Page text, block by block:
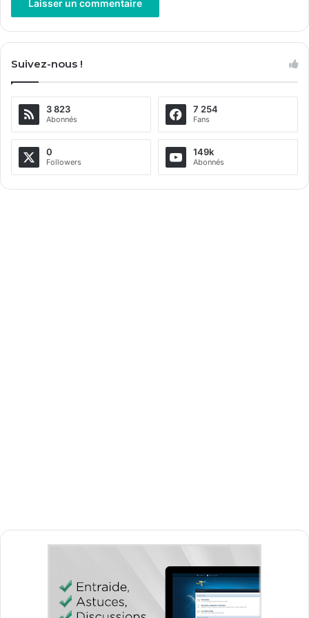
t
n
t
i
Suivez-nous !
3 823
Abonnés
7 254
Fans
0
Followers
149k
Abonnés